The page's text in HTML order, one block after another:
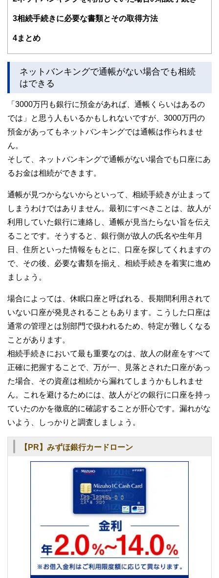
験者で構成され、企画立案から記事掲載まですべての工程に
関わることで、読者目線のコンテンツを追求しています。
かしく感じられる年金や税金、相続、保険、ローンなどの話
をわかりやすく発信している点です。
このように編集経験豊富なメンバーと金融や経済に精通した
執筆者・監修者による執筆体制を築くことで、内容のわかり
やすさはもちろんのこと、読み応えのあるコンテンツと確か
3相続手続きに必要な書類とその取得方法
4まとめ
ネットバンキングで通帳がない場合でも相続
はできる
「3000万円も銀行に預金があれば、通帳くらいはあるの
では」と思う人もいるかもしれないですが、3000万円の
預金があってもネットバンキングでは通帳は作られませ
ん。
そして、ネットバンキングで通帳がない場合でも口座にあ
るお金は相続ができます。
通帳が見つからないからといって、相続手続きが止まって
しまうわけではありません。最初にすべきことは、故人が
利用していた銀行に連絡し、通帳が見当たらない旨を伝え
ることです。そうすると、銀行側が故人の氏名や生年月
日、住所といった情報をもとに、口座を探してくれますの
で、その後、必要な書類を揃え、相続手続きを着実に進め
ましょう。
場合によっては、休眠口座と呼ばれる、長期間利用されて
いない口座が発見されることもあります。こうした口座は
通常の管理とは別部門で扱われるため、特定が難しくなる
ことがあります。
相続手続きにおいて最も重要なのは、故人の財産をすべて
正確に把握することで、万が一、見落とされた口座があっ
た場合、その資産は相続から漏れてしまうかもしれませ
ん。これを避けるためには、故人がどの銀行に口座を持っ
ていたのかを徹底的に確認することが肝心です。漏れがな
いよう、しっかりと調査しましょう。
【PR】みずほ銀行カードローン